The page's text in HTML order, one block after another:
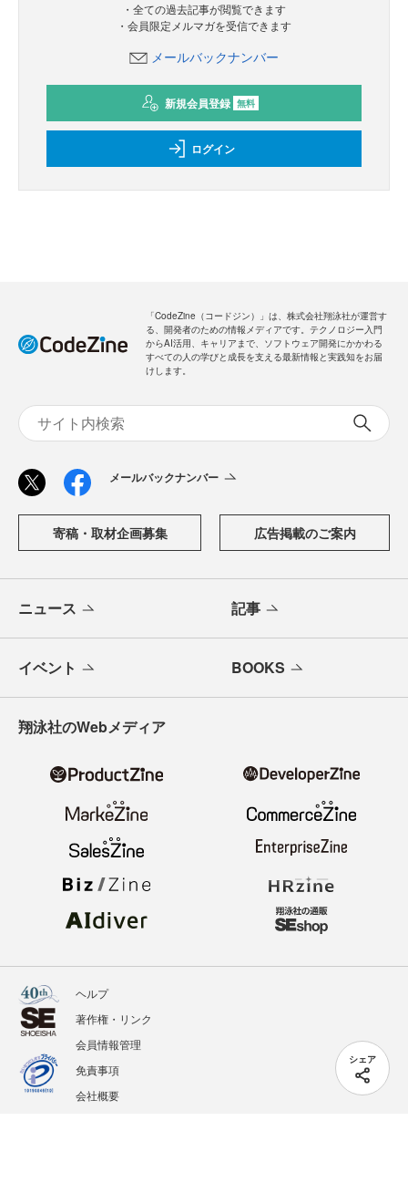
シェア
・全ての過去記事が閲覧できます
・会員限定メルマガを受信できます
メールバックナンバー
新規会員登録 無料
ログイン
「CodeZine（コードジン）」は、株式会社翔泳社が運営す
る、開発者のための情報メディアです。テクノロジー入門
からAI活用、キャリアまで、ソフトウェア開発にかかわる
すべての人の学びと成長を支える最新情報と実践知をお届
けします。
メールバックナンバー
寄稿・取材企画募集 広告掲載のご案内
ニュース 記事
イベント BOOKS
翔泳社のWebメディア
ヘルプ
著作権・リンク
会員情報管理
免責事項
会社概要